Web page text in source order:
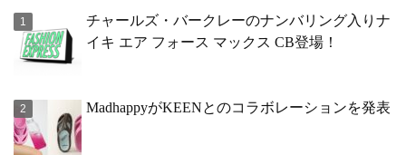
チャールズ・バークレーのナンバリング入りナ
イキ エア フォース マックス CB登場！
MadhappyがKEENとのコラボレーションを発表